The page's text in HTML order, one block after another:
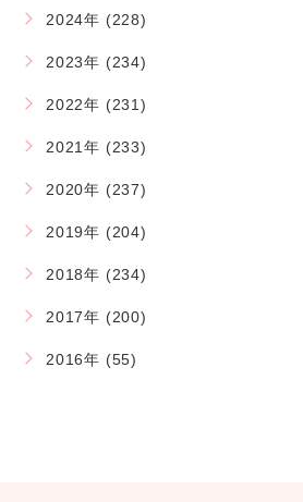
2024年 (228)
2023年 (234)
2022年 (231)
2021年 (233)
2020年 (237)
2019年 (204)
2018年 (234)
2017年 (200)
2016年 (55)